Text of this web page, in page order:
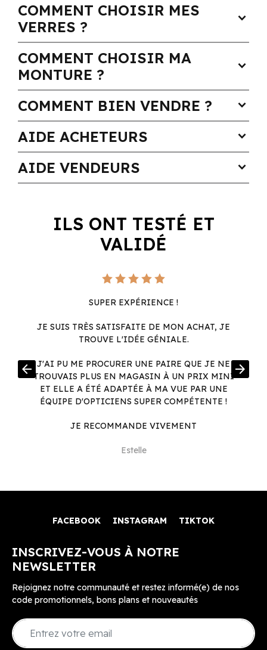
COMMENT CHOISIR MES
VERRES ?
expand_more
COMMENT CHOISIR MA
MONTURE ?
expand_more
COMMENT BIEN VENDRE ? expand_more
AIDE ACHETEURS expand_more
AIDE VENDEURS expand_more
ILS ONT TESTÉ ET
VALIDÉ
SUPER EXPÉRIENCE !
JE SUIS TRÈS SATISFAITE DE MON ACHAT, JE
TROUVE L'IDÉE GÉNIALE.
J'AI PU ME PROCURER UNE PAIRE QUE JE NE
TROUVAIS PLUS EN MAGASIN À UN PRIX MINI
ET ELLE A ÉTÉ ADAPTÉE À MA VUE PAR UNE
ÉQUIPE D'OPTICIENS SUPER COMPÉTENTE !
JE RECOMMANDE VIVEMENT
Estelle
arrow_back arrow_forward
FACEBOOK INSTAGRAM TIKTOK
INSCRIVEZ-VOUS À NOTRE
NEWSLETTER
Rejoignez notre communauté et restez informé(e) de nos
code promotionnels, bons plans et nouveautés